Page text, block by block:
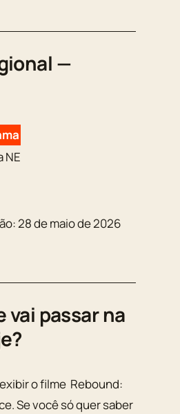
—
NE
28 de maio de 2026
vai passar na
o filme Rebound:
Se você só quer saber